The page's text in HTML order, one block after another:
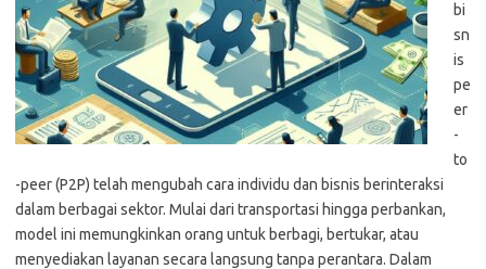
bi
sn
is
pe
er
-
to
-peer (P2P) telah mengubah cara individu dan bisnis berinteraksi
dalam berbagai sektor. Mulai dari transportasi hingga perbankan,
model ini memungkinkan orang untuk berbagi, bertukar, atau
menyediakan layanan secara langsung tanpa perantara. Dalam